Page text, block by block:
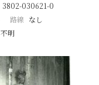
3802-030621-0
路線 なし
不明